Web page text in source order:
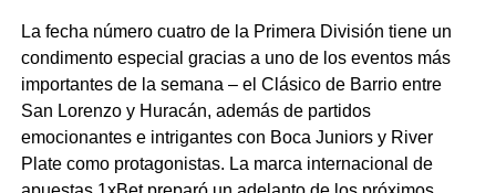
La fecha número cuatro de la Primera División tiene un
condimento especial gracias a uno de los eventos más
importantes de la semana – el Clásico de Barrio entre
San Lorenzo y Huracán, además de partidos
emocionantes e intrigantes con Boca Juniors y River
Plate como protagonistas. La marca internacional de